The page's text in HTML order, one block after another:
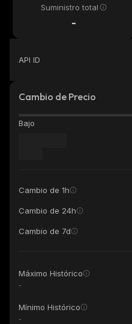
Suministro total
-
API ID
Cambio de Precio
Bajo
Cambio de 1h
Cambio de 24h
Cambio de 7d
Máximo Histórico
-
Mínimo Histórico
-